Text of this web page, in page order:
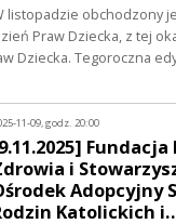
listopadzie obchodzony
Praw Dziecka, z tej
Dziecka. Tegoroczna
11-09, godz. 20:00
i
Adopcyjny
Katolickich